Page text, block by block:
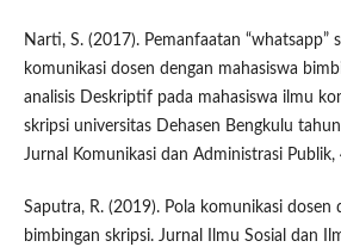
Narti, S. (2017). Pemanfaatan “whatsapp”
komunikasi dosen dengan mahasiswa
analisis Deskriptif pada mahasiswa ilmu
skripsi universitas Dehasen Bengkulu
Jurnal Komunikasi dan Administrasi Publik,
Saputra, R. (2019). Pola komunikasi dosen
bimbingan skripsi. Jurnal Ilmu Sosial dan